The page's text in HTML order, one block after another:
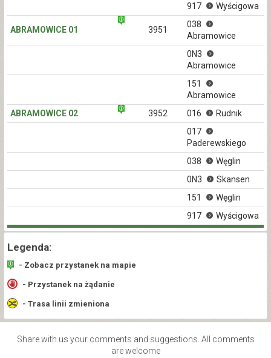
917
Wyścigowa
ABRAMOWICE 01 3951
038
Abramowice
0N3
Abramowice
151
Abramowice
ABRAMOWICE 02
3952 016
Rudnik
017
Paderewskiego
038
Węglin
0N3
Skansen
151
Węglin
917
Wyścigowa
Legenda:
- Zobacz przystanek na mapie
- Przystanek na żądanie
- Trasa linii zmieniona
Share with us your comments and suggestions. All comments
are welcome